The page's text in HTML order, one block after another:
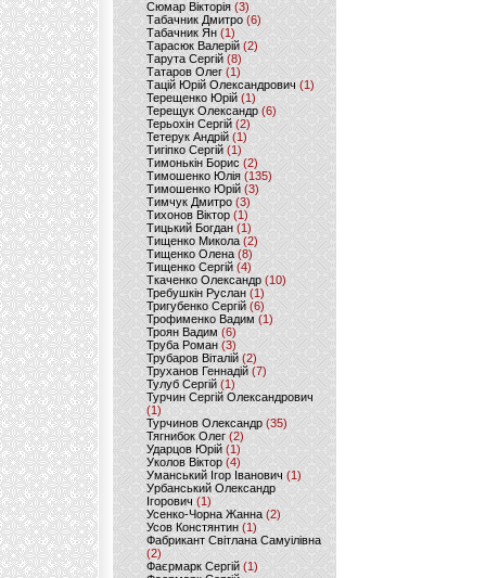
Сюмар Вікторія (3)
Табачник Дмитро (6)
Табачник Ян(1)
Тарасюк Валерій (2)
Тарута Сергій (8)
Татаров Олег(1)
Тацій Юрій Олександрович(1)
Терещенко Юрій(1)
Терещук Олександр(6)
Терьохін Сергій (2)
Тетерук Андрій (1)
Тигіпко Сергій(1)
Тимонькін Борис (2)
Тимошенко Юлія (135)
Тимошенко Юрій(3)
Тимчук Дмитро (3)
Тихонов Віктор (1)
Тицький Богдан (1)
Тищенко Микола (2)
Тищенко Олена (8)
Тищенко Сергій (4)
Ткаченко Олександр (10)
Требушкін Руслан (1)
Тригубенко Сергій(6)
Трофименко Вадим (1)
Троян Вадим (6)
Труба Роман(3)
Трубаров Віталій (2)
Труханов Геннадій (7)
Тулуб Сергій(1)
Турчин Сергій Олександрович
(1)
Турчинов Олександр(35)
Тягнибок Олег (2)
Ударцов Юрій (1)
Уколов Віктор(4)
Уманський Ігор Іванович(1)
Урбанський Олександр
Ігорович (1)
Усенко-Чорна Жанна (2)
Усов Констянтин(1)
Фабрикант Світлана Самуілівна
(2)
Фаєрмарк Сергій(1)